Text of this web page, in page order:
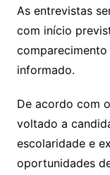
As entrevistas
com início
informado.
De acordo com
voltado a
escolaridade e
oportunidades